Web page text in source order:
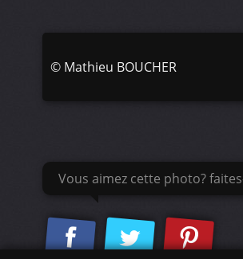
© Mathieu BOUCHER
Vous aimez cette photo?